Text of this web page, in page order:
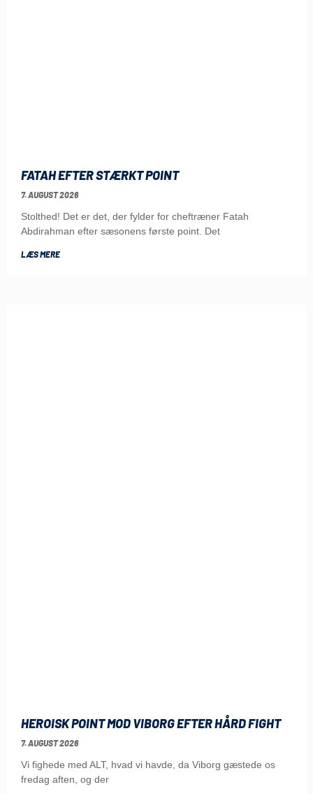
FATAH EFTER STÆRKT POINT
7. AUGUST 2026
Stolthed! Det er det, der fylder for cheftræner Fatah
Abdirahman efter sæsonens første point. Det
LÆS MERE
HEROISK POINT MOD VIBORG EFTER HÅRD FIGHT
7. AUGUST 2026
Vi fighede med ALT, hvad vi havde, da Viborg gæstede os
fredag aften, og der